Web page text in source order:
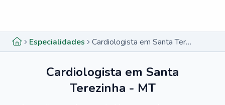
Especialidades Cardiologista em Santa Terezinha - MT
Cardiologista em Santa
Terezinha - MT